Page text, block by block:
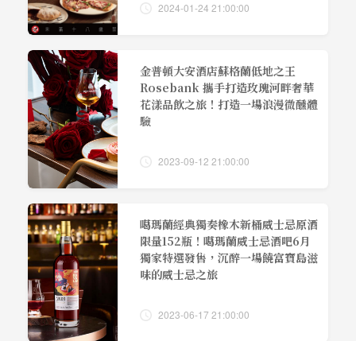
2024-01-24 21:00:00
金普頓大安酒店蘇格蘭低地之王
Rosebank 攜手打造玫瑰河畔奢華
花漾品飲之旅！打造一場浪漫微醺體
驗
2023-09-12 21:00:00
噶瑪蘭經典獨奏橡木新桶威士忌原酒
限量152瓶！噶瑪蘭威士忌酒吧6月
獨家特選發售，沉醉一場饒富寶島滋
味的威士忌之旅
2023-06-17 21:00:00